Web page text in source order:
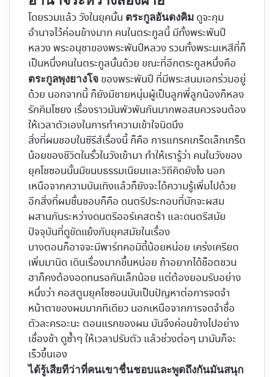
โดยรวมแล้ว วังในยุคนั้น ตระกูลอันดงคิม ดูจะกุม
อำนาจไว้ค่อนข้างมาก คนในตระกูลนี้ มีทั้งพระพันปี
หลวง พระอนุชาของพระพันปีหลวง รวมทั้งพระมเหสีที่ก็
เป็นหนึ่งคนในตระกูลนั้นด้วย ขณะที่อีกตระกูลหนึ่งคือ
ตระกูลพุงยางโจ ของพระพันปี ที่มีพระสนมเอกร่วมอยู่
ด้วย นอกจากนี้ ก็ยังมีชายหนุ่มผู้เป็นลูกพี่ลูกน้องก็หลง
รักคิมโซยง เรื่องราวมันพัวพันกันมากพอสมควรจนต้อง
ให้เวลาตัวเองในการทำความเข้าใจนิดนึง
สิ่งที่ผมชอบในซีรีส์เรื่องนี้ ก็คือ การแทรกเกร็ดเล็กเกร็ด
น้อยของชีวิตในรั้วในวังเข้ามา ทำให้เรารู้ว่า คนในวังของ
ยุคโชซอนนั้นมีขนบธรรมเนียมและวิถีคิดยังไง นอก
เหนือจากความบันเทิงแล้วก็ยังจะได้ความรู้เพิ่มไปด้วย
อีกสิ่งที่ผมชื่นชอบก็คือ ดนตรีประกอบที่มักจะผสม
ผสานกันระหว่างดนตรีออร์เคสตร้า และดนตรีสมัย
ปัจจุบันที่ดูขัดแย้งกับยุคสมัยในเรื่อง
บางตอนก็อาจจะมีพาร์ทคอมิดี้น้อยหน่อย เคร่งเครียด
เพิ่มมานิด เดินเรื่องมากขึ้นหน่อย ถ้าอยากได้ช็อตชวน
ฮาก็คงต้องอดทนรอกันเล็กน้อย แต่ต้องยอมรับอย่าง
หนึ่งว่า คอสตูมยุคโชซอนมันเป็นปัญหาต่อการจดจำ
หน้าตาของผมมากทีเดียว นอกเหนือจากการจดจำชื่อ
ตัวละครอะนะ ตอนแรกของผม มันจึงค่อนข้างไปอย่าง
เชื่องช้า ดูซ้ำๆ ให้เวลาปรับตัว แล้วช่วงต่อๆ มามันก็จะ
เร็วขึ้นเอง
ได้รู้เสียทีว่าที่คนเขาชื่นชอบและพูดถึงกันมันสนุก